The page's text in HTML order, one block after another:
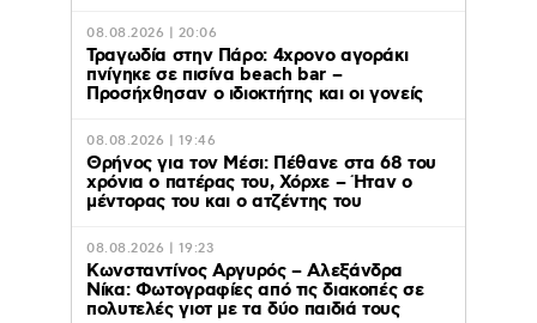
08.08.2026 | 20:06
Τραγωδία στην Πάρο: 4χρονο αγοράκι
πνίγηκε σε πισίνα beach bar –
Προσήχθησαν ο ιδιοκτήτης και οι γονείς
08.08.2026 | 19:46
Θρήνος για τον Μέσι: Πέθανε στα 68 του
χρόνια ο πατέρας του, Χόρχε – Ήταν ο
μέντορας του και ο ατζέντης του
08.08.2026 | 19:23
Κωνσταντίνος Αργυρός – Αλεξάνδρα
Νίκα: Φωτογραφίες από τις διακοπές σε
πολυτελές γιοτ με τα δύο παιδιά τους